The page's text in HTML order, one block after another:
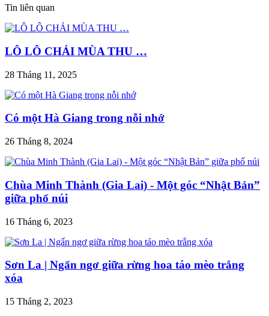
Tin liên quan
LÔ LÔ CHẢI MÙA THU …
28 Tháng 11, 2025
Có một Hà Giang trong nỗi nhớ
26 Tháng 8, 2024
Chùa Minh Thành (Gia Lai) - Một góc “Nhật Bản”
giữa phố núi
16 Tháng 6, 2023
Sơn La | Ngẩn ngơ giữa rừng hoa táo mèo trắng
xóa
15 Tháng 2, 2023